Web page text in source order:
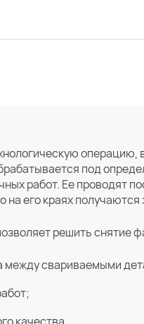
операцию,
под
работ. Ее проводят
на его краях
решить снятие
между свариваемыми